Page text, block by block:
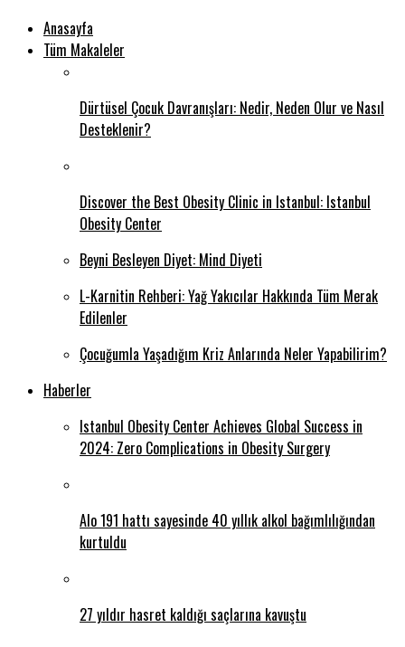
Anasayfa
Tüm Makaleler
Dürtüsel Çocuk Davranışları: Nedir, Neden Olur ve Nasıl
Desteklenir?
Discover the Best Obesity Clinic in Istanbul: Istanbul
Obesity Center
Beyni Besleyen Diyet: Mind Diyeti
L-Karnitin Rehberi: Yağ Yakıcılar Hakkında Tüm Merak
Edilenler
Çocuğumla Yaşadığım Kriz Anlarında Neler Yapabilirim?
Haberler
Istanbul Obesity Center Achieves Global Success in
2024: Zero Complications in Obesity Surgery
Alo 191 hattı sayesinde 40 yıllık alkol bağımlılığından
kurtuldu
27 yıldır hasret kaldığı saçlarına kavuştu